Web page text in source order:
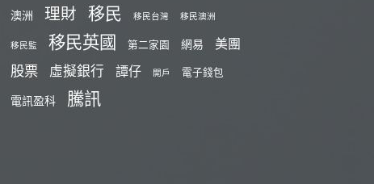
澳洲 理財 移民 移民台灣 移民澳洲
移民監 移民英國 第二家園 網易 美團
股票 虛擬銀行 譚仔 開戶 電子錢包
電訊盈科 騰訊